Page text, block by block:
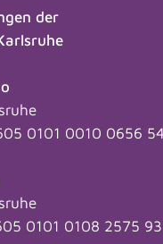
der
0101 0010 0656 54
0101 0108 2575 93